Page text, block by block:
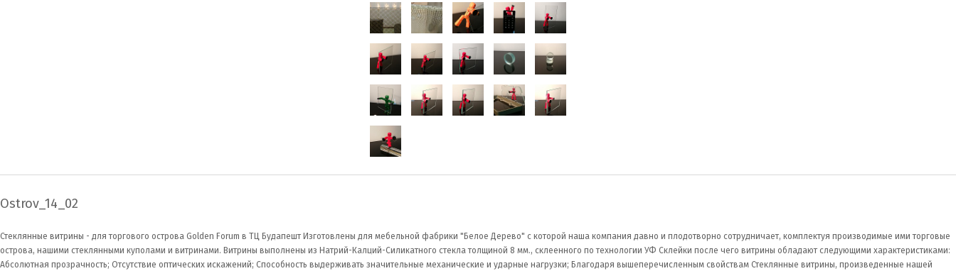
Ostrov_14_02
Стеклянные витрины - для торгового острова Golden Forum в ТЦ Будапешт Изготовлены для мебельной фабрики "Белое Дерево" с которой наша компания давно и плодотворно сотрудничает, комплектуя производимые ими торговые
острова, нашими стеклянными куполами и витринами. Витрины выполнены из Натрий-Калций-Силикатного стекла толщиной 8 мм., склеенного по технологии УФ Склейки после чего витрины обладают следующими характеристиками:
Абсолютная прозрачность; Отсутствие оптических искажений; Способность выдерживать значительные механические и ударные нагрузки; Благодаря вышеперечисленным свойствам Стеклянные витрины, произведенные нашей